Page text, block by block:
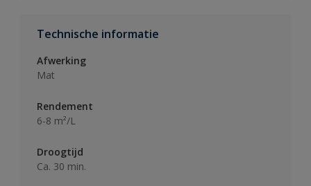
Technische informatie
Afwerking
Mat
Rendement
6-8 m²/L
Droogtijd
Ca. 30 min.